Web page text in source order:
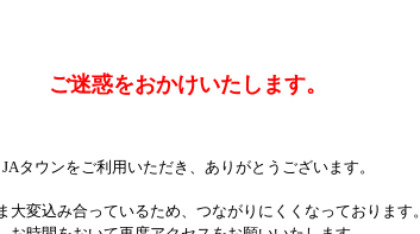
ご迷惑をおかけいたします。
JAタウンをご利用いただき、ありがとうございます。
大変込み合っているため、つながりにくくなっております。